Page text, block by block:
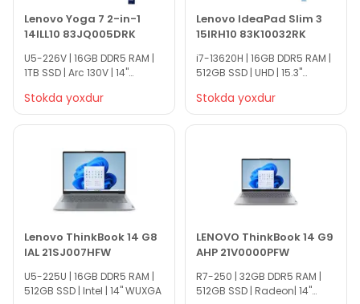
Lenovo Yoga 7 2-in-1
14ILL10 83JQ005DRK
U5-226V | 16GB DDR5 RAM |
1TB SSD | Arc 130V | 14"
Stokda yoxdur
Lenovo IdeaPad Slim 3
15IRH10 83K10032RK
i7-13620H | 16GB DDR5 RAM |
512GB SSD | UHD | 15.3"
Stokda yoxdur
Lenovo ThinkBook 14 G8
IAL 21SJ007HFW
U5-225U | 16GB DDR5 RAM |
512GB SSD | Intel | 14" WUXGA
LENOVO ThinkBook 14 G9
AHP 21V0000PFW
R7-250 | 32GB DDR5 RAM |
512GB SSD | Radeon| 14"